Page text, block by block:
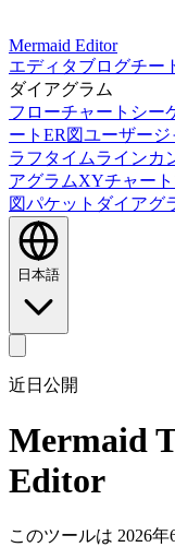
Mermaid Editor
エディタブログチー
ダイアグラム
フローチャート シー
ート ER図ユーザージ
ラフ タイムラインカ
アグラムXYチャート
図パケットダイアグ
日本語
近日公開
Mermaid
Editor
このツールは 2026年